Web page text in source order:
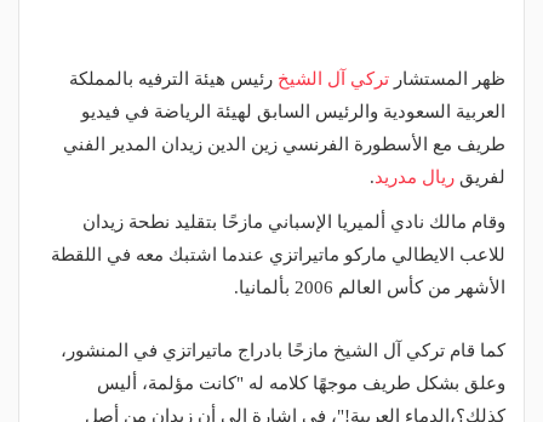
ظهر المستشار تركي آل الشيخ رئيس هيئة الترفيه بالمملكة
العربية السعودية والرئيس السابق لهيئة الرياضة في فيديو
طريف مع الأسطورة الفرنسي زين الدين زيدان المدير الفني
لفريق ريال مدريد.
وقام مالك نادي ألميريا الإسباني مازحًا بتقليد نطحة زيدان
للاعب الايطالي ماركو ماتيراتزي عندما اشتبك معه في اللقطة
الأشهر من كأس العالم 2006 بألمانيا.
كما قام تركي آل الشيخ مازحًا بادراج ماتيراتزي في المنشور،
وعلق بشكل طريف موجهًا كلامه له "كانت مؤلمة، أليس
كذلك؟،الدماء العربية!"، في اشارة الى أن زيدان من أصل